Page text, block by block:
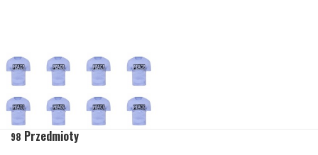
98 Przedmioty